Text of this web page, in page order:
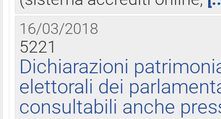
16/03/2018
5221
Dichiarazioni
elettorali dei
consultabili anche